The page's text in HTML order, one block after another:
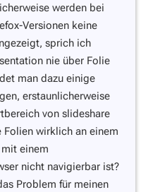
werden bei
Versionen keine
sprich ich
nie über Folie
man dazu einige
erstaunlicherweise
von slideshare
wirklich an einem
einem
nicht navigierbar ist?
Problem für meinen